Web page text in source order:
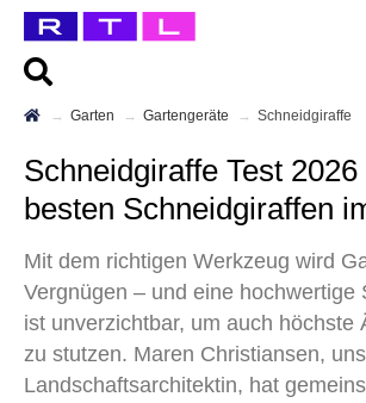
Garten Gartengeräte Schneidgiraffe
Schneidgiraffe Test 2026 • Die 11
besten Schneidgiraffen
Mit dem richtigen Werkzeug wird
Vergnügen – und eine hochwertige
ist unverzichtbar, um auch höchste
zu stutzen. Maren Christiansen,
Landschaftsarchitektin, hat